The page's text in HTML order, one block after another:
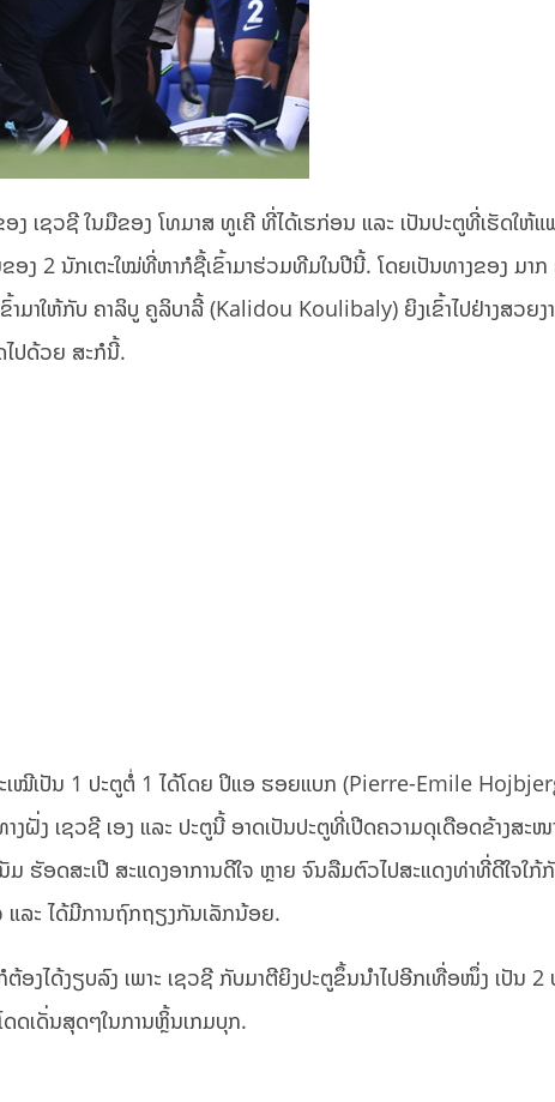
ງ ເຊວຊີ ໃນມືຂອງ ໂທມາສ ທູເຄີ ທີ່ໄດ້ເຮກ່ອນ ແລະ ເປັນປະຕູທີ່ເຮັດໃຫ້
ອງ 2 ນັກເຕະໃໝ່ທີ່ຫາກໍຊື້ເຂົ້າມາຮ່ວມທີມໃນປີນີ້. ໂດຍເປັນທາງຂອງ ມາກ
ມາໃຫ້ກັບ ຄາລິບູ ຄູລິບາລີ້ (Kalidou Koulibaly) ຍິງເຂົ້າໄປຢ່າງສວຍ
ໄປດ້ວຍ ສະກໍນີ້.
ະເໝີເປັນ 1 ປະຕູຕໍ່ 1 ໄດ້ໂດຍ ປິແອ ຮອຍແບກ (Pierre-Emile
ຝັ່ງ ເຊວຊີ ເອງ ແລະ ປະຕູນີ້ ອາດເປັນປະຕູທີ່ເປີດຄວາມດຸເດືອດຂ້າງສະໜ
ຮັອດສະເປີ ສະແດງອາການດີໃຈ ຫຼາຍ ຈົນລືມຕົວໄປສະແດງທ່າທີ່ດີໃຈໃກ້
ແລະ ໄດ້ມີການຖົກຖຽງກັນເລັກນ້ອຍ.
ງໄດ້ງຽບລົງ ເພາະ ເຊວຊີ ກັບມາຕີຍິງປະຕູຂຶ້ນນຳໄປອີກເທື່ອໜຶ່ງ ເປັນ 2
ດເດັ່ນສຸດໆໃນການຫຼິ້ນເກມບຸກ.